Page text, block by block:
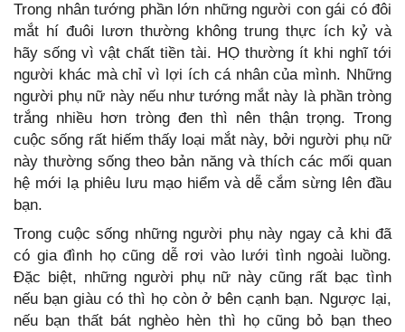
Trong nhân tướng phần lớn những người con gái có đôi
mắt hí đuôi lươn thường không trung thực ích kỷ và
hãy sống vì vật chất tiền tài. HỌ thường ít khi nghĩ tới
người khác mà chỉ vì lợi ích cá nhân của mình. Những
người phụ nữ này nếu như tướng mắt này là phần tròng
trắng nhiều hơn tròng đen thì nên thận trọng. Trong
cuộc sống rất hiếm thấy loại mắt này, bởi người phụ nữ
này thường sống theo bản năng và thích các mối quan
hệ mới lạ phiêu lưu mạo hiểm và dễ cắm sừng lên đầu
bạn.
Trong cuộc sống những người phụ này ngay cả khi đã
có gia đình họ cũng dễ rơi vào lưới tình ngoài luồng.
Đặc biệt, những người phụ nữ này cũng rất bạc tình
nếu bạn giàu có thì họ còn ở bên cạnh bạn. Ngược lại,
nếu bạn thất bát nghèo hèn thì họ cũng bỏ bạn theo